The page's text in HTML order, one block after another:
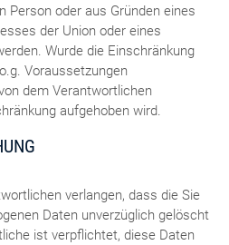
Person oder aus Gründen eines
der Union oder eines
Wurde die Einschränkung
Voraussetzungen
dem Verantwortlichen
aufgehoben wird.
verlangen, dass die Sie
Daten unverzüglich gelöscht
ist verpflichtet, diese Daten